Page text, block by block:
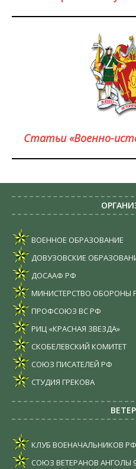
Статьи «Военно-
ВОЕННОЕ ОБРАЗОВАНИЕ
ДОВУЗОВСКИЕ
ДОСААФ РФ
МИНИСТЕРСТВО ОБОРОНЫ
ПРОФСОЮЗ ВС РФ
РИЦ «КРАСНАЯ ЗВЕЗДА»
СКОБЕЛЕВСКИЙ КОМИТЕТ
СОЮЗ ПИСАТЕЛЕЙ РФ
СТУДИЯ ГРЕКОВА
КЛУБ ВОЕНАЧАЛЬНИКОВ РФ
СОЮЗ ВЕТЕРАНОВ АНГОЛЫ